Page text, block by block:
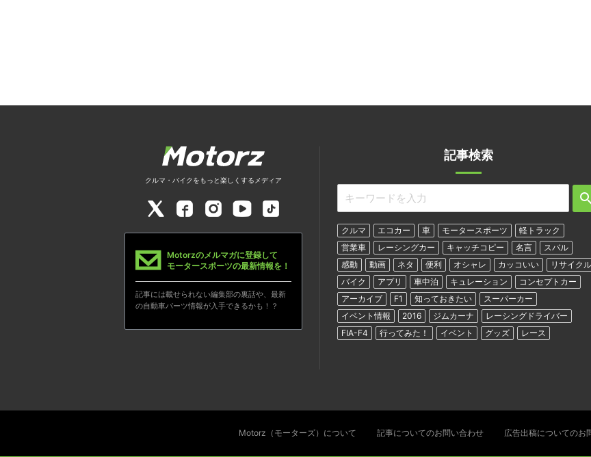
記事検索
クルマ エコカー 車 モータースポーツ
軽トラック
営業車
レーシングカー キャッチコピー 名言
スバル
感動
動画 ネタ 便利 オシャレ カッコいい
リサイクル
バイク
アプリ 車中泊 キュレーション
コンセプトカー
アーカイブ
F1 知っておきたい
スーパーカー
イベント情報
2016 ジムカーナ
レーシングドライバー
FIA-F4
行ってみた！ イベント グッズ レース
クルマ・バイクをもっと楽しくするメディア
Motorzのメルマガに登録して
モータースポーツの最新情報を！
記事には載せられない編集部の裏話や、最新
の自動車パーツ情報が入手できるかも！？
Motorz（モーターズ）について 記事についてのお問い合わせ 広告出稿についてのお